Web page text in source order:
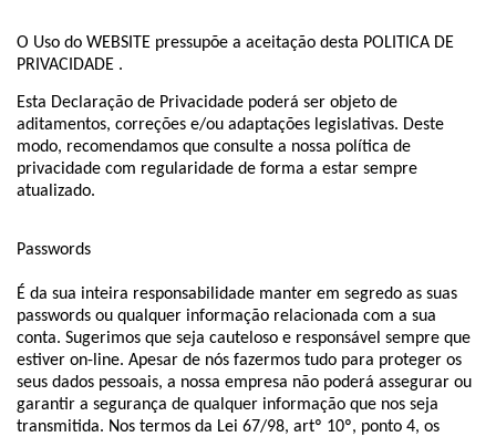
O Uso do WEBSITE pressupõe a aceitação desta POLITICA DE
PRIVACIDADE .
Esta Declaração de Privacidade poderá ser objeto de
aditamentos, correções e/ou adaptações legislativas. Deste
modo, recomendamos que consulte a nossa política de
privacidade com regularidade de forma a estar sempre
atualizado.
Passwords
É da sua inteira responsabilidade manter em segredo as suas
passwords ou qualquer informação relacionada com a sua
conta. Sugerimos que seja cauteloso e responsável sempre que
estiver on-line. Apesar de nós fazermos tudo para proteger os
seus dados pessoais, a nossa empresa não poderá assegurar ou
garantir a segurança de qualquer informação que nos seja
transmitida. Nos termos da Lei 67/98, artº 10º, ponto 4, os